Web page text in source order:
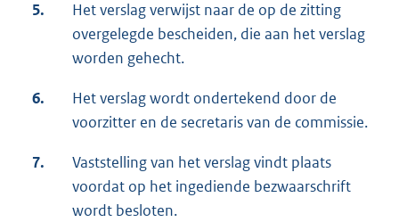
5.
Het verslag verwijst naar de op de zitting
overgelegde bescheiden, die aan het verslag
worden gehecht.
6.
Het verslag wordt ondertekend door de
voorzitter en de secretaris van de commissie.
7.
Vaststelling van het verslag vindt plaats
voordat op het ingediende bezwaarschrift
wordt besloten.